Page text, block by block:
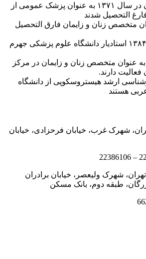
خانم دکتر زهرا زارعیان در سال ۱۳۷۱ به عنوان پزشک عمومی از
التحصیل شدند
۱۳۷۶ به عنوان متخصص زنان و زایمان فارق التحصیل
ایشان از سال ۱۳۷۶ تا ۱۳۸۴ استادیار دانشگاه علوم پزشکی جهرم
تاکنون به عنوان متخصص زنان و زایمان در مرکز
ارشد هیستروسکوپی از دانشگاه
هستند
شهرک غرب، خیابان فرحزادی، خیابان
تهران، شهرک ولیعصر، خیابان برادران
طبقه دوم، بانک مسکن